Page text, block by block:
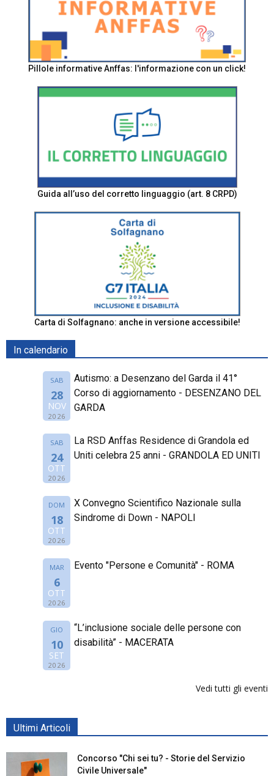
Pillole informative Anffas: l'informazione con un click!
Guida all’uso del corretto linguaggio (art. 8 CRPD)
Carta di Solfagnano: anche in versione accessibile!
In calendario
SAB
28
NOV
2026
Autismo: a Desenzano del Garda il 41°
Corso di aggiornamento - DESENZANO DEL
GARDA
SAB
24
OTT
2026
La RSD Anffas Residence di Grandola ed
Uniti celebra 25 anni - GRANDOLA ED UNITI
DOM
18
OTT
2026
X Convegno Scientifico Nazionale sulla
Sindrome di Down - NAPOLI
MAR
6
OTT
2026
Evento "Persone e Comunità" - ROMA
GIO
10
SET
2026
“L’inclusione sociale delle persone con
disabilità” - MACERATA
Vedi tutti gli eventi
Ultimi Articoli
Concorso "Chi sei tu? - Storie del Servizio
Civile Universale"